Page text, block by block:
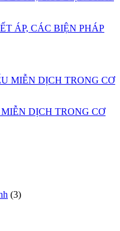
ÁP, CÁC BIỆN PHÁP
DỊCH TRONG CƠ
(3)